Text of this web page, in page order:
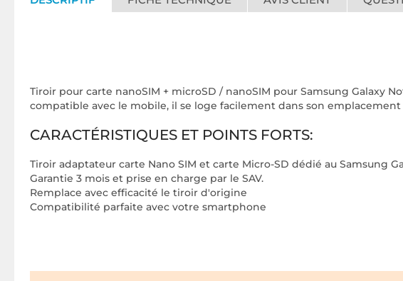
Tiroir pour carte nanoSIM + microSD / nanoSIM pour Samsung
compatible avec le mobile, il se loge facilement dans son
CARACTÉRISTIQUES ET POINTS FORTS:
Tiroir adaptateur carte Nano SIM et carte Micro-SD dédié au Samsung
Garantie 3 mois et prise en charge par le SAV.
Remplace avec efficacité le tiroir d'origine
Compatibilité parfaite avec votre smartphone